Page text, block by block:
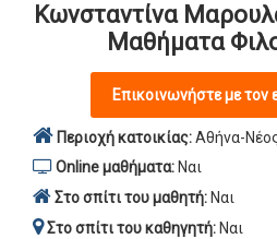
Κωνσταντίνα
Μαθήματα
Επικοινωνήστε με τον
Περιοχή κατοικίας:Αθήνα-
Online μαθήματα: Ναι
Στο σπίτι του μαθητή: Ναι
Στο σπίτι του καθηγητή: Ναι